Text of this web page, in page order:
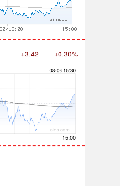
+3.42 +0.30%
-0.55%